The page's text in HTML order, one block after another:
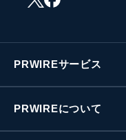
PRWIREサービス
PRWIREについて